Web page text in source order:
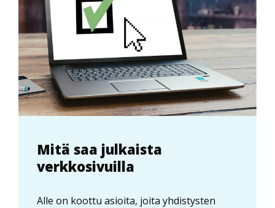
Mitä saa julkaista
verkkosivuilla
Alle on koottu asioita, joita yhdistysten